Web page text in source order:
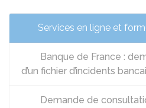
Services en ligne et
Banque de France :
d’un fichier d’incidents
Demande de